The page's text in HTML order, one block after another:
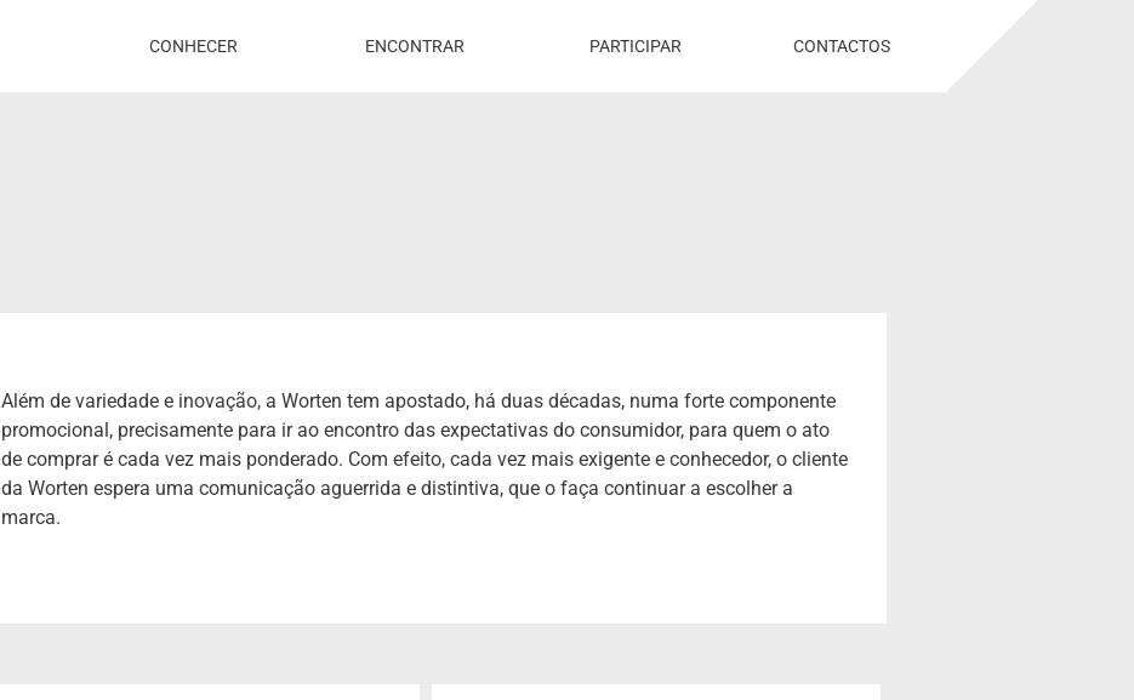
CONHECER ENCONTRAR PARTICIPAR CONTACTOS
Além de variedade e inovação, a Worten tem apostado, há duas décadas, numa forte componente
promocional, precisamente para ir ao encontro das expectativas do consumidor, para quem o ato
de comprar é cada vez mais ponderado. Com efeito, cada vez mais exigente e conhecedor, o cliente
da Worten espera uma comunicação aguerrida e distintiva, que o faça continuar a escolher a
marca.